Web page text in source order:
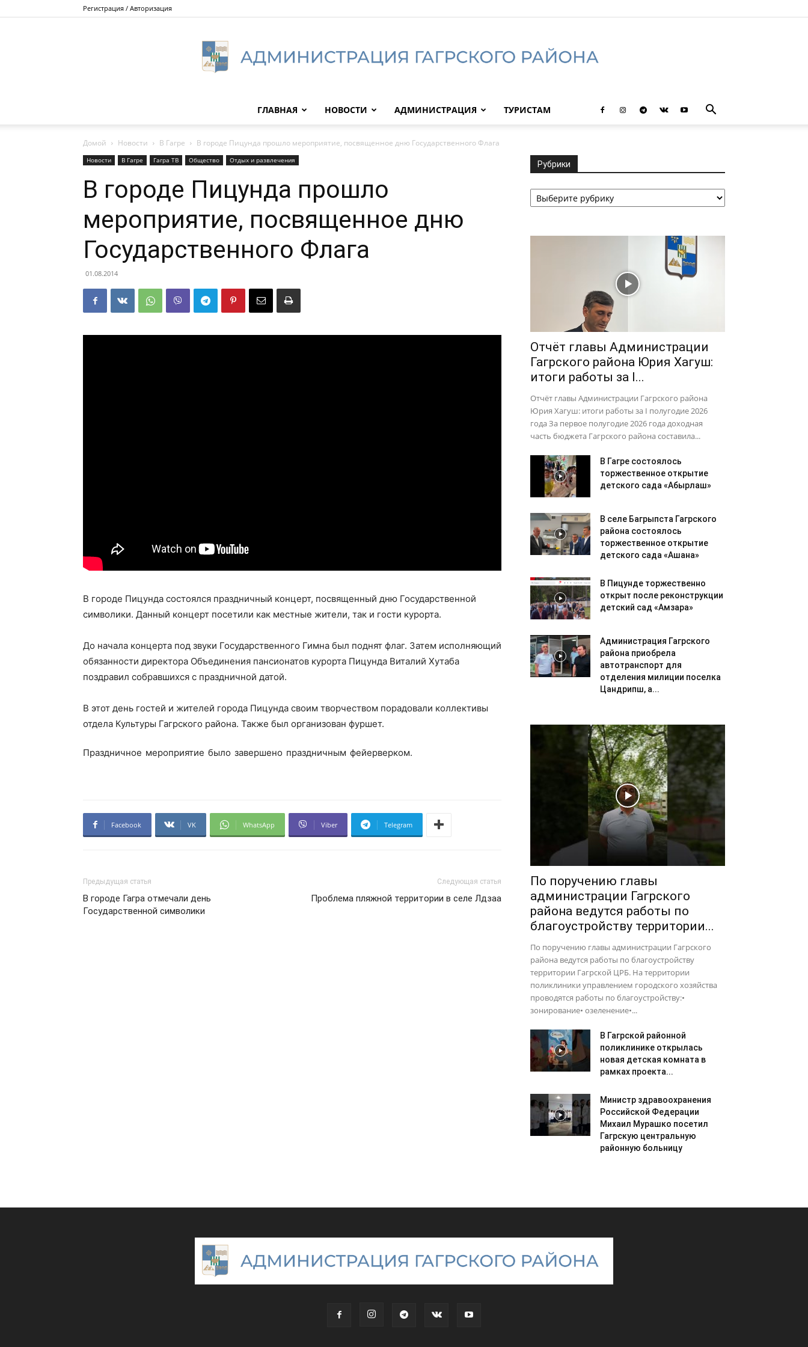
Регистрация / Авторизация
ГЛАВНАЯ НОВОСТИ АДМИНИСТРАЦИЯ ТУРИСТАМ
Домой Новости В Гагре В городе Пицунда прошло мероприятие, посвященное дню Государственного Флага
Новости В Гагре Гагра ТВ Общество Отдых и развлечения
В городе Пицунда прошло
мероприятие, посвященное дню
Государственного Флага
01.08.2014
В городе Пицунда состоялся праздничный концерт, посвященный дню Государственной
символики. Данный концерт посетили как местные жители, так и гости курорта.
До начала концерта под звуки Государственного Гимна был поднят флаг. Затем исполняющий
обязанности директора Объединения пансионатов курорта Пицунда Виталий Хутаба
поздравил собравшихся с праздничной датой.
В этот день гостей и жителей города Пицунда своим творчеством порадовали коллективы
отдела Культуры Гагрского района. Также был организован фуршет.
Праздничное мероприятие было завершено праздничным фейерверком.
Facebook VK WhatsApp Viber Telegram
Предыдущая статья
В городе Гагра отмечали день
Государственной символики
Следующая статья
Проблема пляжной территории в селе Лдзаа
Рубрики
Рубрики
Отчёт главы Администрации
Гагрского района Юрия Хагуш:
итоги работы за I...
Отчёт главы Администрации Гагрского района
Юрия Хагуш: итоги работы за I полугодие 2026
года За первое полугодие 2026 года доходная
часть бюджета Гагрского района составила...
В Гагре состоялось
торжественное открытие
детского сада «Абырлаш»
В селе Багрыпста Гагрского
района состоялось
торжественное открытие
детского сада «Ашана»
В Пицунде торжественно
открыт после реконструкции
детский сад «Амзара»
Администрация Гагрского
района приобрела
автотранспорт для
отделения милиции поселка
Цандрипш, а...
По поручению главы
администрации Гагрского
района ведутся работы по
благоустройству территории...
По поручению главы администрации Гагрского
района ведутся работы по благоустройству
территории Гагрской ЦРБ. На территории
поликлиники управлением городского хозяйства
проводятся работы по благоустройству:•
зонирование• озеленение•...
В Гагрской районной
поликлинике открылась
новая детская комната в
рамках проекта...
Министр здравоохранения
Российской Федерации
Михаил Мурашко посетил
Гагрскую центральную
районную больницу